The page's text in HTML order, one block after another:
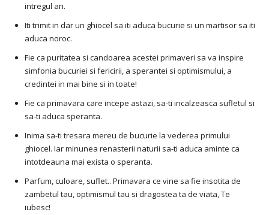
intregul an.
Iti trimit in dar un ghiocel sa iti aduca bucurie si un martisor sa iti
aduca noroc.
Fie ca puritatea si candoarea acestei primaveri sa va inspire
simfonia bucuriei si fericirii, a sperantei si optimismului, a
credintei in mai bine si in toate!
Fie ca primavara care incepe astazi, sa-ti incalzeasca sufletul si
sa-ti aduca speranta.
Inima sa-ti tresara mereu de bucurie la vederea primului
ghiocel. Iar minunea renasterii naturii sa-ti aduca aminte ca
intotdeauna mai exista o speranta.
Parfum, culoare, suflet.. Primavara ce vine sa fie insotita de
zambetul tau, optimismul tau si dragostea ta de viata, Te
iubesc!